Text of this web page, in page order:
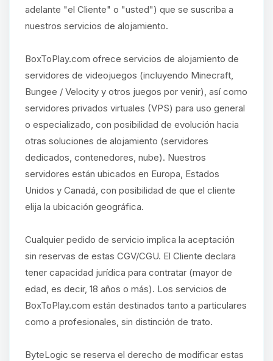
adelante "el Cliente" o "usted") que se suscriba a
nuestros servicios de alojamiento.
BoxToPlay.com ofrece servicios de alojamiento de
servidores de videojuegos (incluyendo Minecraft,
Bungee / Velocity y otros juegos por venir), así como
servidores privados virtuales (VPS) para uso general
o especializado, con posibilidad de evolución hacia
otras soluciones de alojamiento (servidores
dedicados, contenedores, nube). Nuestros
servidores están ubicados en Europa, Estados
Unidos y Canadá, con posibilidad de que el cliente
elija la ubicación geográfica.
Cualquier pedido de servicio implica la aceptación
sin reservas de estas CGV/CGU. El Cliente declara
tener capacidad jurídica para contratar (mayor de
edad, es decir, 18 años o más). Los servicios de
BoxToPlay.com están destinados tanto a particulares
como a profesionales, sin distinción de trato.
ByteLogic se reserva el derecho de modificar estas